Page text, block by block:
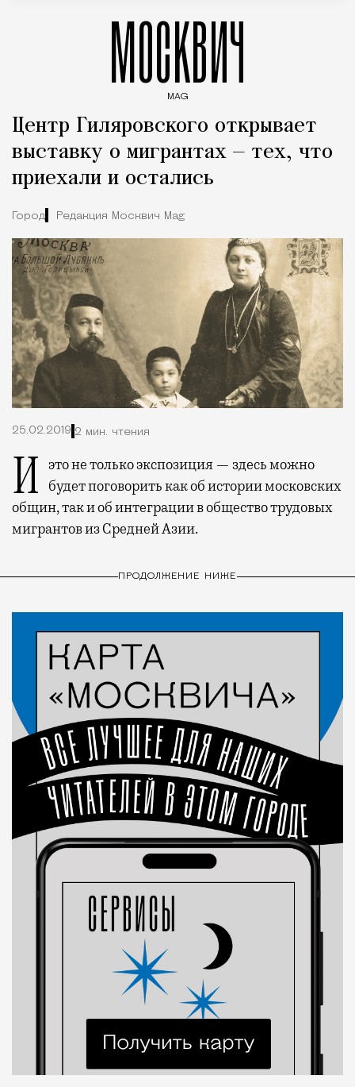
МОСКВИЧ
MAG
Центр Гиляровского открывает
выставку о мигрантах — тех, что
приехали и остались
Город Редакция Москвич Mag
25.02.2019 2 мин. чтения
И это не только экспозиция — здесь можно
будет поговорить как об истории московских
общин, так и об интеграции в общество трудовых
мигрантов из Средней Азии.
ПРОДОЛЖЕНИЕ НИЖЕ